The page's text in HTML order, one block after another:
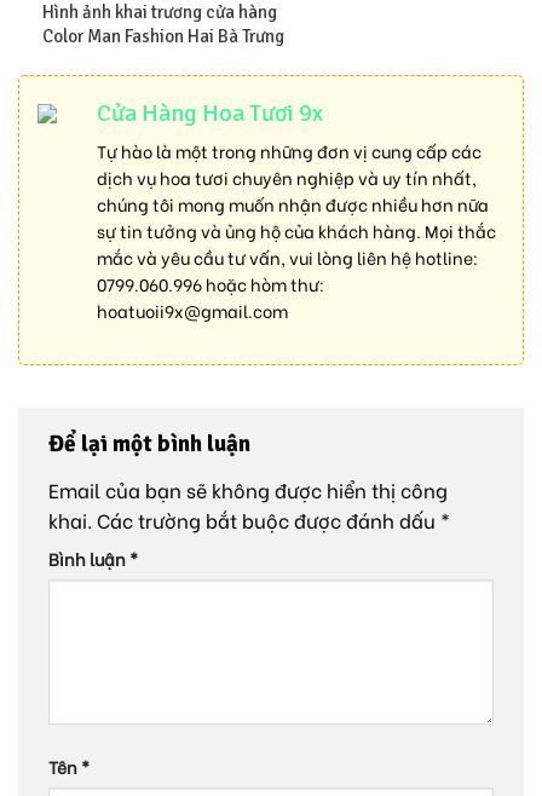
Hình ảnh khai trương cửa hàng
Color Man Fashion Hai Bà Trưng
Cửa Hàng Hoa Tươi 9x
Tự hào là một trong những đơn vị cung cấp các
dịch vụ hoa tươi chuyên nghiệp và uy tín nhất,
chúng tôi mong muốn nhận được nhiều hơn nữa
sự tin tưởng và ủng hộ của khách hàng. Mọi thắc
mắc và yêu cầu tư vấn, vui lòng liên hệ hotline:
0799.060.996hoặc hòm thư:
hoatuoii9x@gmail.com
Để lại một bình luận
Email của bạn sẽ không được hiển thị công
khai. Các trường bắt buộc được đánh dấu *
Bình luận*
Tên*